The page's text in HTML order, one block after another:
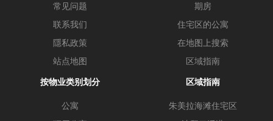
常见问题
联系我们
隱私政策
站点地图
期房
住宅区的公寓
在地图上搜索
区域指南
按物业类别划分
公寓
区域指南
朱美拉海滩住宅区